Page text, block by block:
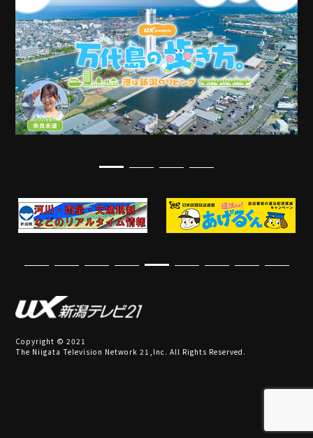
Copyright © 2021
The Niigata Television Network 21,Inc. All Rights Reserved.